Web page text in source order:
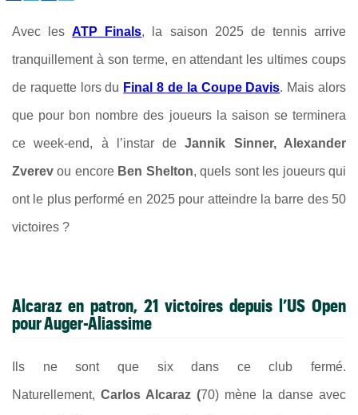
Avec les ATP Finals, la saison 2025 de tennis arrive
tranquillement à son terme, en attendant les ultimes coups
de raquette lors du Final 8 de la Coupe Davis. Mais alors
que pour bon nombre des joueurs la saison se terminera
ce week-end, à l’instar deJannik Sinner, Alexander
Zverev ou encore Ben Shelton, quels sont les joueurs qui
ont le plus performé en 2025 pour atteindre la barre des 50
victoires ?
Alcaraz en patron, 21 victoires depuis l’US Open
pour Auger-Aliassime
Ils ne sont que six dans ce club fermé.
Naturellement, Carlos Alcaraz (70) mène la danse avec